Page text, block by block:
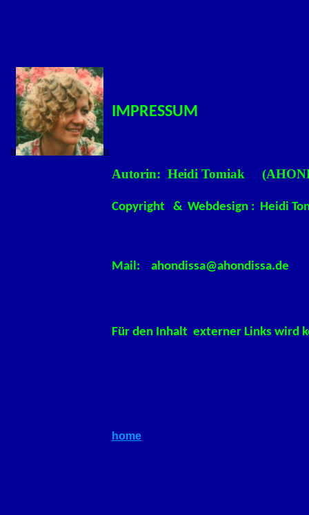
h h
IMPRESSUM
Autorin: Heidi Tomiak
Copyright & Webdesign : Heidi
Mail: ahondissa@ahondissa.de
Für den Inhalt externer Links wird
home